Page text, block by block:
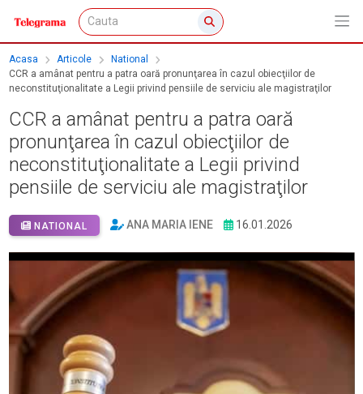
Acasa Articole
National
CCR a amânat pentru a patra oară pronunţarea în cazul obiecţiilor de
neconstituţionalitate a Legii privind pensiile de serviciu ale magistraţilor
CCR a amânat pentru a patra oară
pronunţarea în cazul obiecţiilor de
neconstituţionalitate a Legii privind
pensiile de serviciu ale magistraţilor
NATIONAL ANA MARIA IENE 16.01.2026